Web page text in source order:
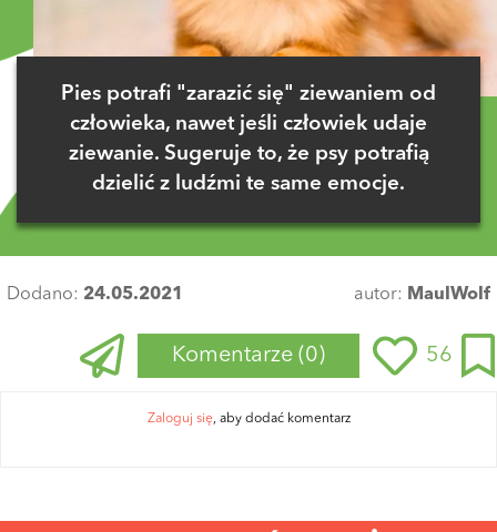
Pies potrafi "zarazić się" ziewaniem od
człowieka, nawet jeśli człowiek udaje
ziewanie. Sugeruje to, że psy potrafią
dzielić z ludźmi te same emocje.
Dodano: 24.05.2021 autor: MaulWolf
Komentarze (0) 56
Zaloguj się, aby dodać komentarz